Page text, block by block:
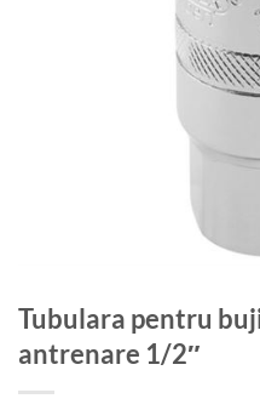
Tubulara pentru bujii cu filet 12 mm
antrenare 1/2″